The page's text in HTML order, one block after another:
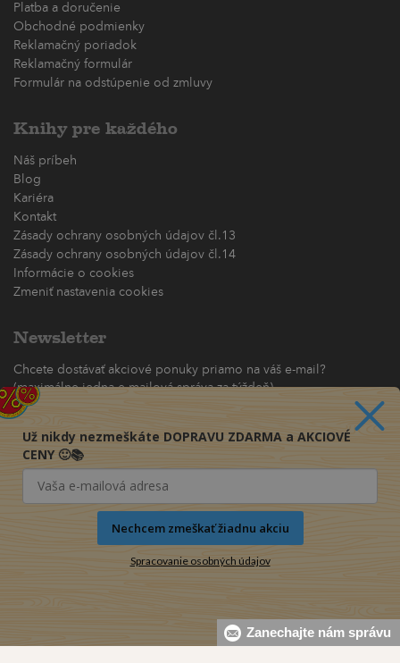
Platba a doručenie
Obchodné podmienky
Reklamačný poriadok
Reklamačný formulár
Formulár na odstúpenie od zmluvy
Knihy pre každého
Náš príbeh
Blog
Kariéra
Kontakt
Zásady ochrany osobných údajov čl.13
Zásady ochrany osobných údajov čl.14
Informácie o cookies
Zmeniť nastavenia cookies
Newsletter
Chcete dostávať akciové ponuky priamo na váš e-mail?
(maximálne jedna e-mailová správa za týždeň)
Odoberať
Zanechajte nám správu
Už nikdy nezmeškáte DOPRAVU ZDARMA a AKCIOVÉ
CENY 🙂📚
Nechcem zmeškať žiadnu akciu
Spracovanie osobných údajov